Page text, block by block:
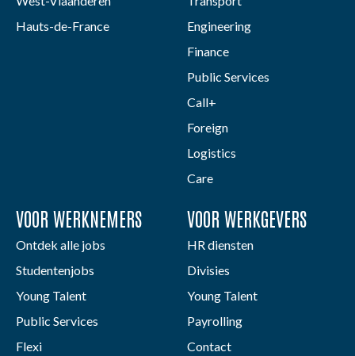
Hauts-de-France
Engineering
Finance
Public Services
Call+
Foreign
Logistics
Care
VOOR WERKNEMERS
Ontdek alle jobs
Studentenjobs
Young Talent
Public Services
Flexi
VOOR WERKGEVERS
HR diensten
Divisies
Young Talent
Payrolling
Contact